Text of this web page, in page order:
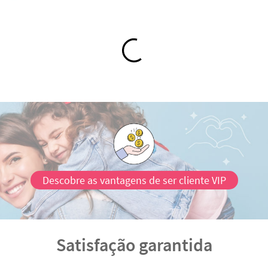
Satisfação garantida
4.7/5.00 Excelente
Baseado em 30.029 opiniões